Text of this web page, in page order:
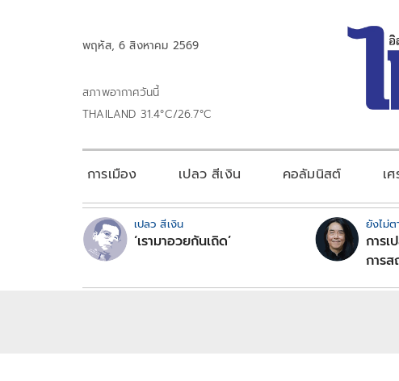
พฤหัส, 6 สิงหาคม 2569
สภาพอากาศวันนี้
THAILAND 31.4°C/26.7°C
การเมือง เปลว สีเงิน คอลัมนิสต์ เ
เปลว สีเงิน
‘เรามาอวยกันเถิด’
ยังไม่ต
การเ
การ